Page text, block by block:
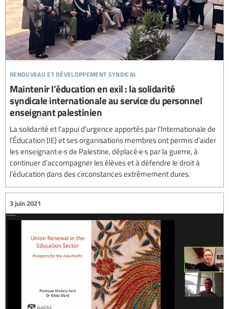
renouveau et développement syndical
Maintenir l’éducation en exil : la solidarité
syndicale internationale au service du personnel
enseignant palestinien
La solidarité et l’appui d’urgence apportés par l’Internationale de
l’Éducation (IE) et ses organisations membres ont permis d’aider
les enseignant·e·s de Palestine, déplacé·e·s par la guerre, à
continuer d’accompagner les élèves et à défendre le droit à
l’éducation dans des circonstances extrêmement dures.
3 juin 2021